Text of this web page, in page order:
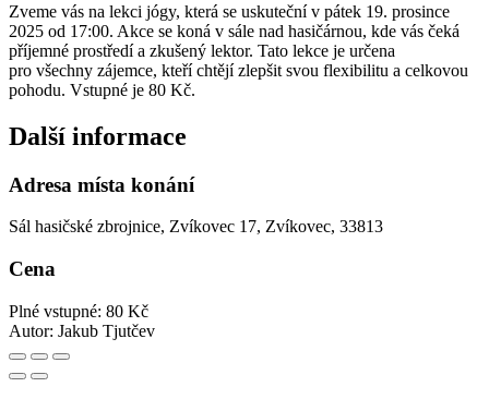
Zveme vás na lekci jógy, která se uskuteční v pátek 19. prosince
2025 od 17:00. Akce se koná v sále nad hasičárnou, kde vás čeká
příjemné prostředí a zkušený lektor. Tato lekce je určena
pro všechny zájemce, kteří chtějí zlepšit svou flexibilitu a celkovou
pohodu. Vstupné je 80 Kč.
Další informace
Adresa místa konání
Sál hasičské zbrojnice, Zvíkovec 17, Zvíkovec, 33813
Cena
Plné vstupné: 80 Kč
Autor: Jakub Tjutčev